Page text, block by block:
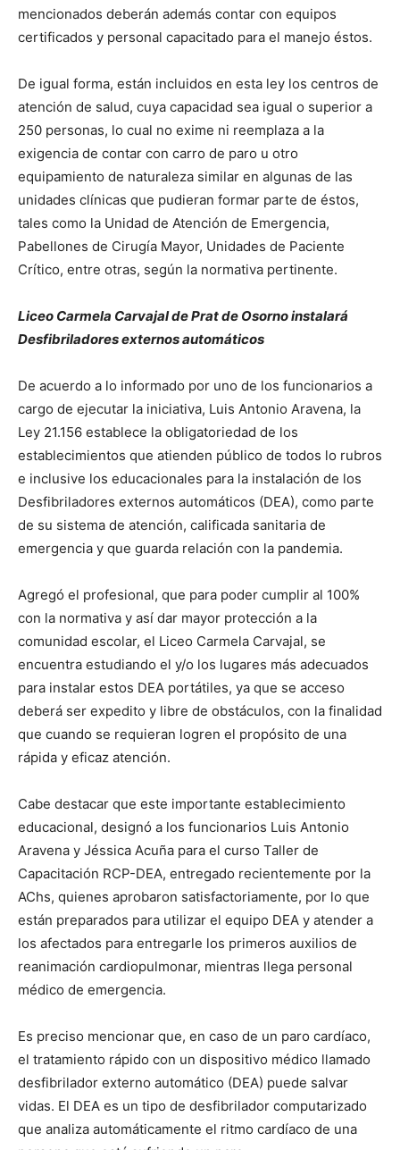
mencionados deberán además contar con equipos
certificados y personal capacitado para el manejo éstos.
De igual forma, están incluidos en esta ley los centros de
atención de salud, cuya capacidad sea igual o superior a
250 personas, lo cual no exime ni reemplaza a la
exigencia de contar con carro de paro u otro
equipamiento de naturaleza similar en algunas de las
unidades clínicas que pudieran formar parte de éstos,
tales como la Unidad de Atención de Emergencia,
Pabellones de Cirugía Mayor, Unidades de Paciente
Crítico, entre otras, según la normativa pertinente.
Liceo Carmela Carvajal de Prat de Osorno instalará
Desfibriladores externos automáticos
De acuerdo a lo informado por uno de los funcionarios a
cargo de ejecutar la iniciativa, Luis Antonio Aravena, la
Ley 21.156 establece la obligatoriedad de los
establecimientos que atienden público de todos lo rubros
e inclusive los educacionales para la instalación de los
Desfibriladores externos automáticos (DEA), como parte
de su sistema de atención, calificada sanitaria de
emergencia y que guarda relación con la pandemia.
Agregó el profesional, que para poder cumplir al 100%
con la normativa y así dar mayor protección a la
comunidad escolar, el Liceo Carmela Carvajal, se
encuentra estudiando el y/o los lugares más adecuados
para instalar estos DEA portátiles, ya que se acceso
deberá ser expedito y libre de obstáculos, con la finalidad
que cuando se requieran logren el propósito de una
rápida y eficaz atención.
Cabe destacar que este importante establecimiento
educacional, designó a los funcionarios Luis Antonio
Aravena y Jéssica Acuña para el curso Taller de
Capacitación RCP-DEA, entregado recientemente por la
AChs, quienes aprobaron satisfactoriamente, por lo que
están preparados para utilizar el equipo DEA y atender a
los afectados para entregarle los primeros auxilios de
reanimación cardiopulmonar, mientras llega personal
médico de emergencia.
Es preciso mencionar que, en caso de un paro cardíaco,
el tratamiento rápido con un dispositivo médico llamado
desfibrilador externo automático (DEA) puede salvar
vidas. El DEA es un tipo de desfibrilador computarizado
que analiza automáticamente el ritmo cardíaco de una